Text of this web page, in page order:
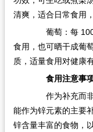
清爽，适合日常食用
葡萄：每 100
食用，也可晒干成葡
质，适量食用对健康
食用注意事
作为补充而非
能作为锌元素的主要
锌含量丰富的食物，